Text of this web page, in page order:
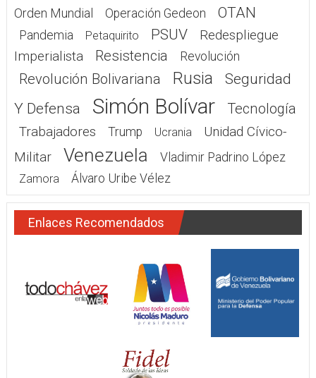
Orden Mundial
Operación Gedeon OTAN
Pandemia Petaquirito PSUV
Redespliegue
Imperialista
Resistencia Revolución
Revolución Bolivariana Rusia
Seguridad
Y Defensa
Simón Bolívar Tecnología
Trabajadores Trump Ucrania
Unidad Cívico-
Militar
Venezuela Vladimir Padrino López
Zamora Álvaro Uribe Vélez
Enlaces Recomendados